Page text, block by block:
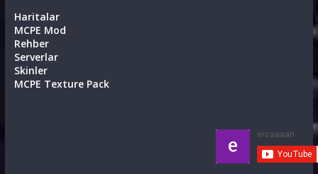
Haritalar
MCPE Mod
Rehber
Serverlar
Skinler
MCPE Texture Pack